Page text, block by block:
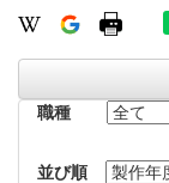
職種
並び順